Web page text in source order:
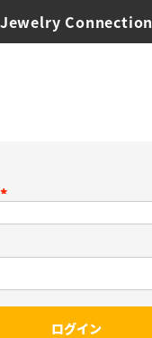
Jewelry Connection
須
ログイン